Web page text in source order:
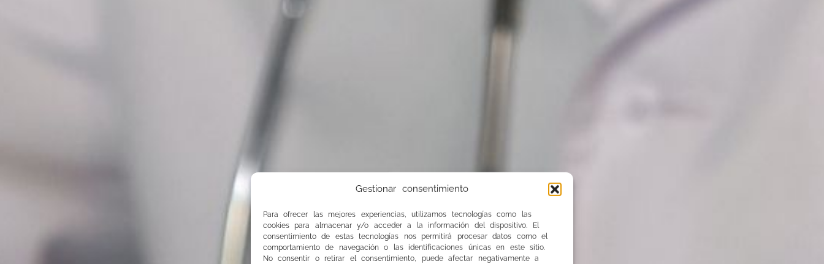
Gestionar consentimiento
Para ofrecer las mejores experiencias, utilizamos tecnologías como las
cookies para almacenar y/o acceder a la información del dispositivo. El
consentimiento de estas tecnologías nos permitirá procesar datos como el
comportamiento de navegación o las identificaciones únicas en este sitio.
No consentir o retirar el consentimiento, puede afectar negativamente a